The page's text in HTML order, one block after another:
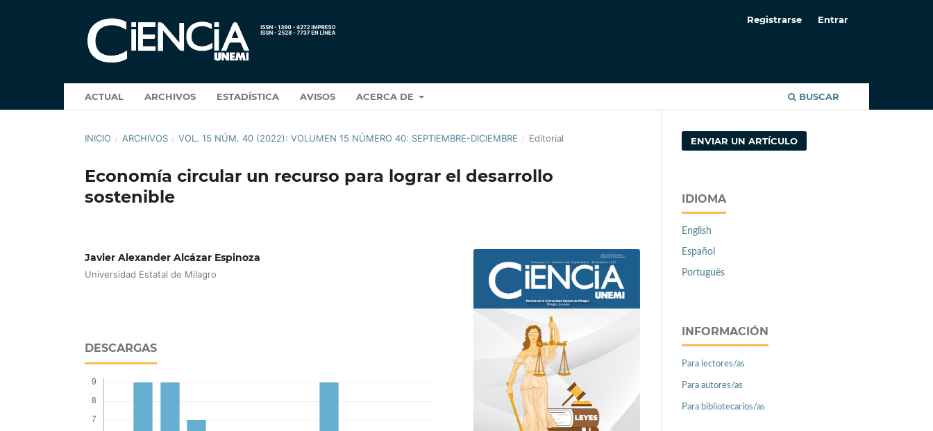
ACTUAL ARCHIVOS ESTADÍSTICA AVISOS ACERCA DE BUSCAR
Registrarse Entrar
INICIO / ARCHIVOS / VOL. 15 NÚM. 40 (2022): VOLUMEN 15 NÚMERO 40: SEPTIEMBRE-DICIEMBRE / Editorial
Economía circular un recurso para lograr el desarrollo
sostenible
Javier Alexander Alcázar Espinoza
Universidad Estatal de Milagro
DESCARGAS
ENVIAR UN ARTÍCULO
IDIOMA
English
Español
Português
INFORMACIÓN
Para lectores/as
Para autores/as
Para bibliotecarios/as